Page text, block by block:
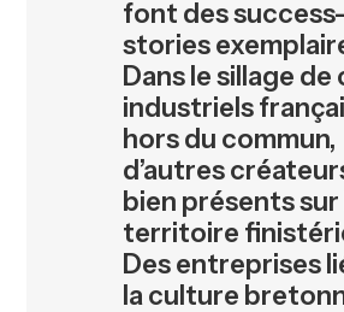
font des success-
stories
Dans le sillage de
industriels
hors du commun,
d’autres
bien présents sur
territoire
Des entreprises
la culture